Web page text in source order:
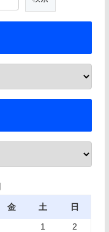
金 土
日
1
2